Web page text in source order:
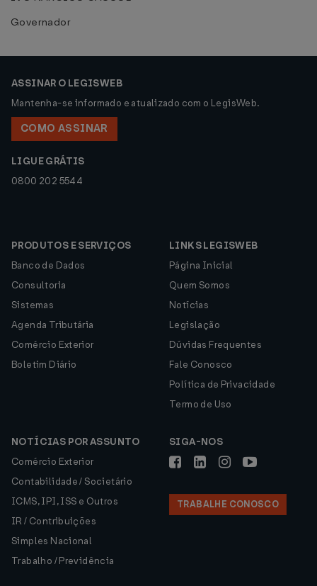
Governador
ASSINAR O LEGISWEB
Mantenha-se informado e atualizado com o LegisWeb.
COMO ASSINAR
LIGUE GRÁTIS
0800 202 5544
PRODUTOS E SERVIÇOS
Banco de Dados
Consultoria
Sistemas
Agenda Tributária
Comércio Exterior
Boletim Diário
LINKS LEGISWEB
Página Inicial
Quem Somos
Notícias
Legislação
Dúvidas Frequentes
Fale Conosco
Política de Privacidade
Termo de Uso
NOTÍCIAS POR ASSUNTO
Comércio Exterior
Contabilidade / Societário
ICMS, IPI, ISS e Outros
IR / Contribuições
Simples Nacional
Trabalho / Previdência
SIGA-NOS
TRABALHE CONOSCO